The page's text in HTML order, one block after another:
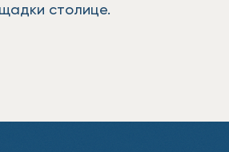
столице.